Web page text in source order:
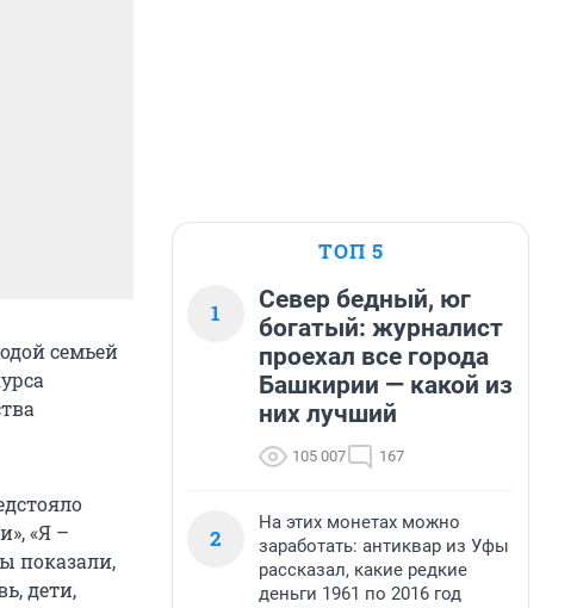
семьей
«Я –
показали,
дети,
ТОП 5
1
Север бедный, юг
богатый: журналист
проехал все города
Башкирии — какой из
них лучший
105 007 167
2
На этих монетах можно
заработать: антиквар из Уфы
рассказал, какие редкие
деньги 1961 по 2016 год